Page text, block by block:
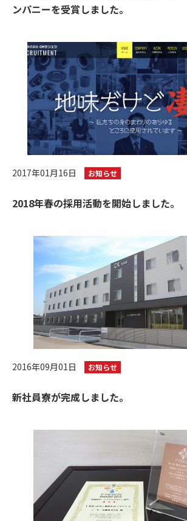
ンパニーを受賞しました。
2017年01月16日 お知らせ
2018年春の採用活動を開始しました。
2016年09月01日 お知らせ
新社員寮が完成しました。